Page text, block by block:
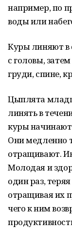
например, по
воды или
Куры линяют в
с головы,
груди, спине,
Цыплята
линять в
куры
Они медленно
отращивают.
Молодая и
один раз,
отращивая их
чего к ним